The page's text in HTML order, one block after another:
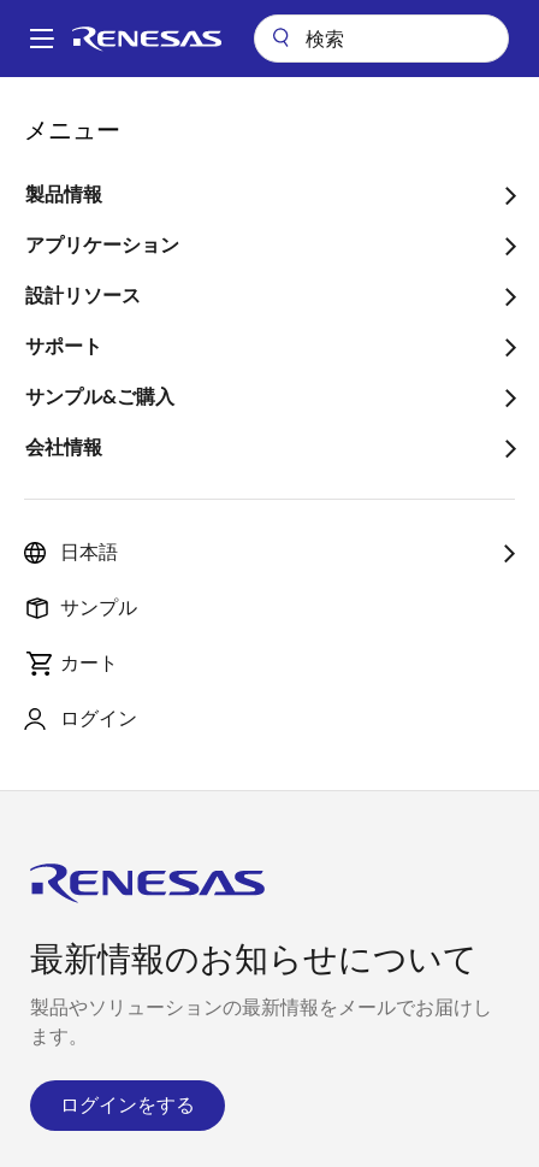
ン
Main
メニュー
製品情報
アプリケーション
設計リソース
サポート
サンプル&ご購入
会社情報
日本語
サンプル
カート
ログイン
パ
ン
く
ず
紹介 - キッチン家電のUIの
革新に貢献
このビデオについて
RL78/G22の高感度＆高ノイズ耐性のタッチセンサは、
現可能です。
RL78/G22
最新情報のお知らせについて
製品やソリューションの最新情報をメールでお届けし
ます。
ログインをする